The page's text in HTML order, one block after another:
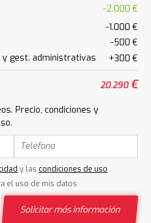
-2.000 €
-1.000 €
-500 €
y gest. administrativas
+300 €
20.290€
Precio, condiciones y
y las condiciones de uso
el uso de mis datos
Solicitar más información